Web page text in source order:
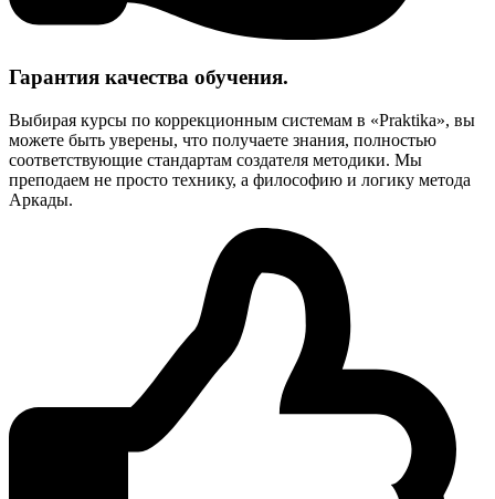
Гарантия качества обучения.
Выбирая курсы по коррекционным системам в «Praktika», вы
можете быть уверены, что получаете знания, полностью
соответствующие стандартам создателя методики. Мы
преподаем не просто технику, а философию и логику метода
Аркады.